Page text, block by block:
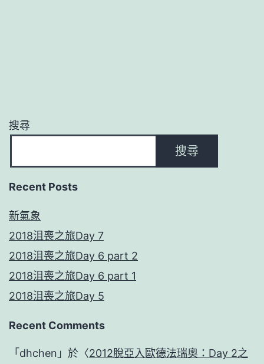
搜尋
搜尋
Recent Posts
新氣象
2018沮喪之旅Day 7
2018沮喪之旅Day 6 part 2
2018沮喪之旅Day 6 part 1
2018沮喪之旅Day 5
Recent Comments
「 dhchen 」於〈2012脫亞入歐德法瑞奧：Day 2之